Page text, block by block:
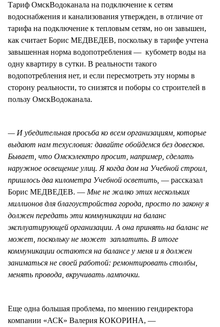
Тариф ОмскВодоканала на подключение к сетям
водоснабжения и канализования утвержден, в отличие от
тарифа на подключение к тепловым сетям, но он завышен,
как считает Борис МЕДВЕДЕВ, поскольку в тарифе учтена
завышенная норма водопотребления — кубометр воды на
одну квартиру в сутки. В реальности такого
водопотребления нет, и если пересмотреть эту нормы в
сторону реальности, то снизятся и поборы со строителей в
пользу ОмскВодоканала.
— И убедительная просьба ко всем организациям, которые
выдают нам техусловия: давайте обойдемся без довесков.
Бывает, что Омскэлектро просит, например, сделать
наружное освещение улиц. Я когда дом на Учебной строил,
пришлось два километра Учебной осветить, — рассказал
Борис МЕДВЕДЕВ. — Мне не жалко этих нескольких
миллионов для благоустройства города, просто по закону я
должен передать эти коммуникации на баланс
эксплуатирующей организации. А она принять на баланс не
может, поскольку не может заплатить. В итоге
коммуникации остаются на балансе у меня и я должен
заниматься не своей работой: ремонтировать столбы,
менять провода, вкручивать лампочки.
Еще одна большая проблема, по мнению гендиректора
компании «АСК» Валерия КОКОРИНА, —